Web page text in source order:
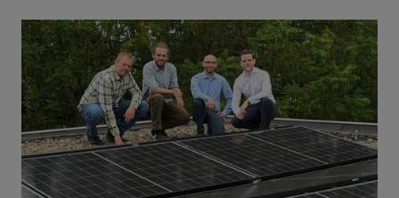
Nächster Schritt zu mehr Selbstversorgung